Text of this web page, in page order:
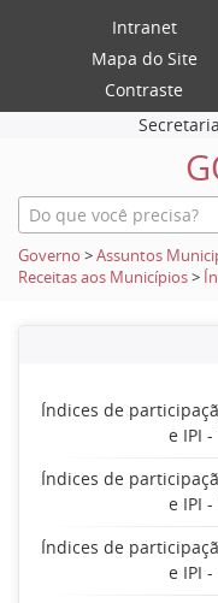
Intranet
Mapa do Site
Contraste
Governo >Assuntos
Receitas aos Municípios>
Índices de
e IPI
Índices de
e IPI
Índices de
e IPI